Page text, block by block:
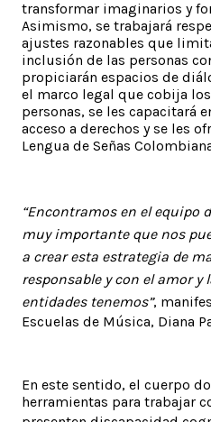
transformar imaginarios y
Asimismo, se trabajará
ajustes razonables que
inclusión de las personas
propiciarán espacios de
el marco legal que cobija
personas, se les capacitará
acceso a derechos y se les
Lengua de Señas
“Encontramos en el equipo
muy importante que nos
a crear esta estrategia de
responsable y con el amor
entidades tenemos”,
Escuelas de Música, Diana
En este sentido, el cuerpo
herramientas para trabajar